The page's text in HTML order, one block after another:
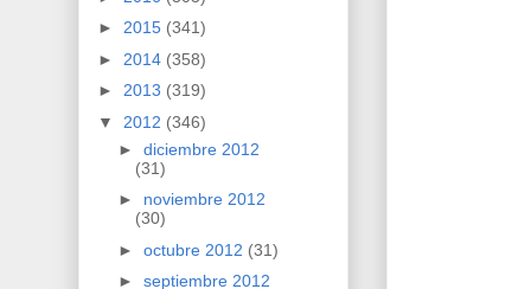
► 2015 (341)
► 2014 (358)
► 2013 (319)
▼ 2012 (346)
► diciembre 2012
(31)
► noviembre 2012
(30)
► octubre 2012 (31)
► septiembre 2012